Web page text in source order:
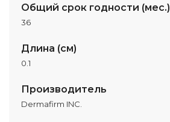
Общий срок годности (мес.)
36
Длина (см)
0.1
Производитель
Dermafirm INC.